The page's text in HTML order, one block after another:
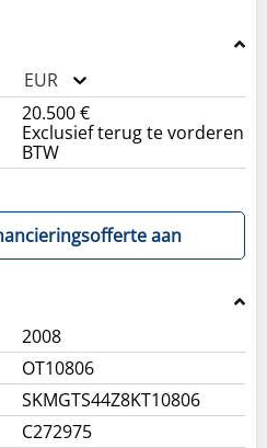
EUR
20.500 €
Exclusief terug te vorderen
BTW
aan
2008
OT10806
SKMGTS44Z8KT10806
C272975